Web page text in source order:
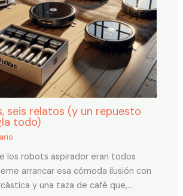
seis relatos (y un repuesto
todo)
los robots aspirador eran todos
arrancar esa cómoda ilusión con
y una taza de café que,…